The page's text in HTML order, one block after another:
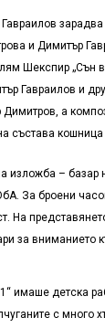
и Димитър
Шекспир „Сън
Гавраилов и
а
състава кошница
изложба – базар
За броени
На
за вниманието
имаше детска
с много